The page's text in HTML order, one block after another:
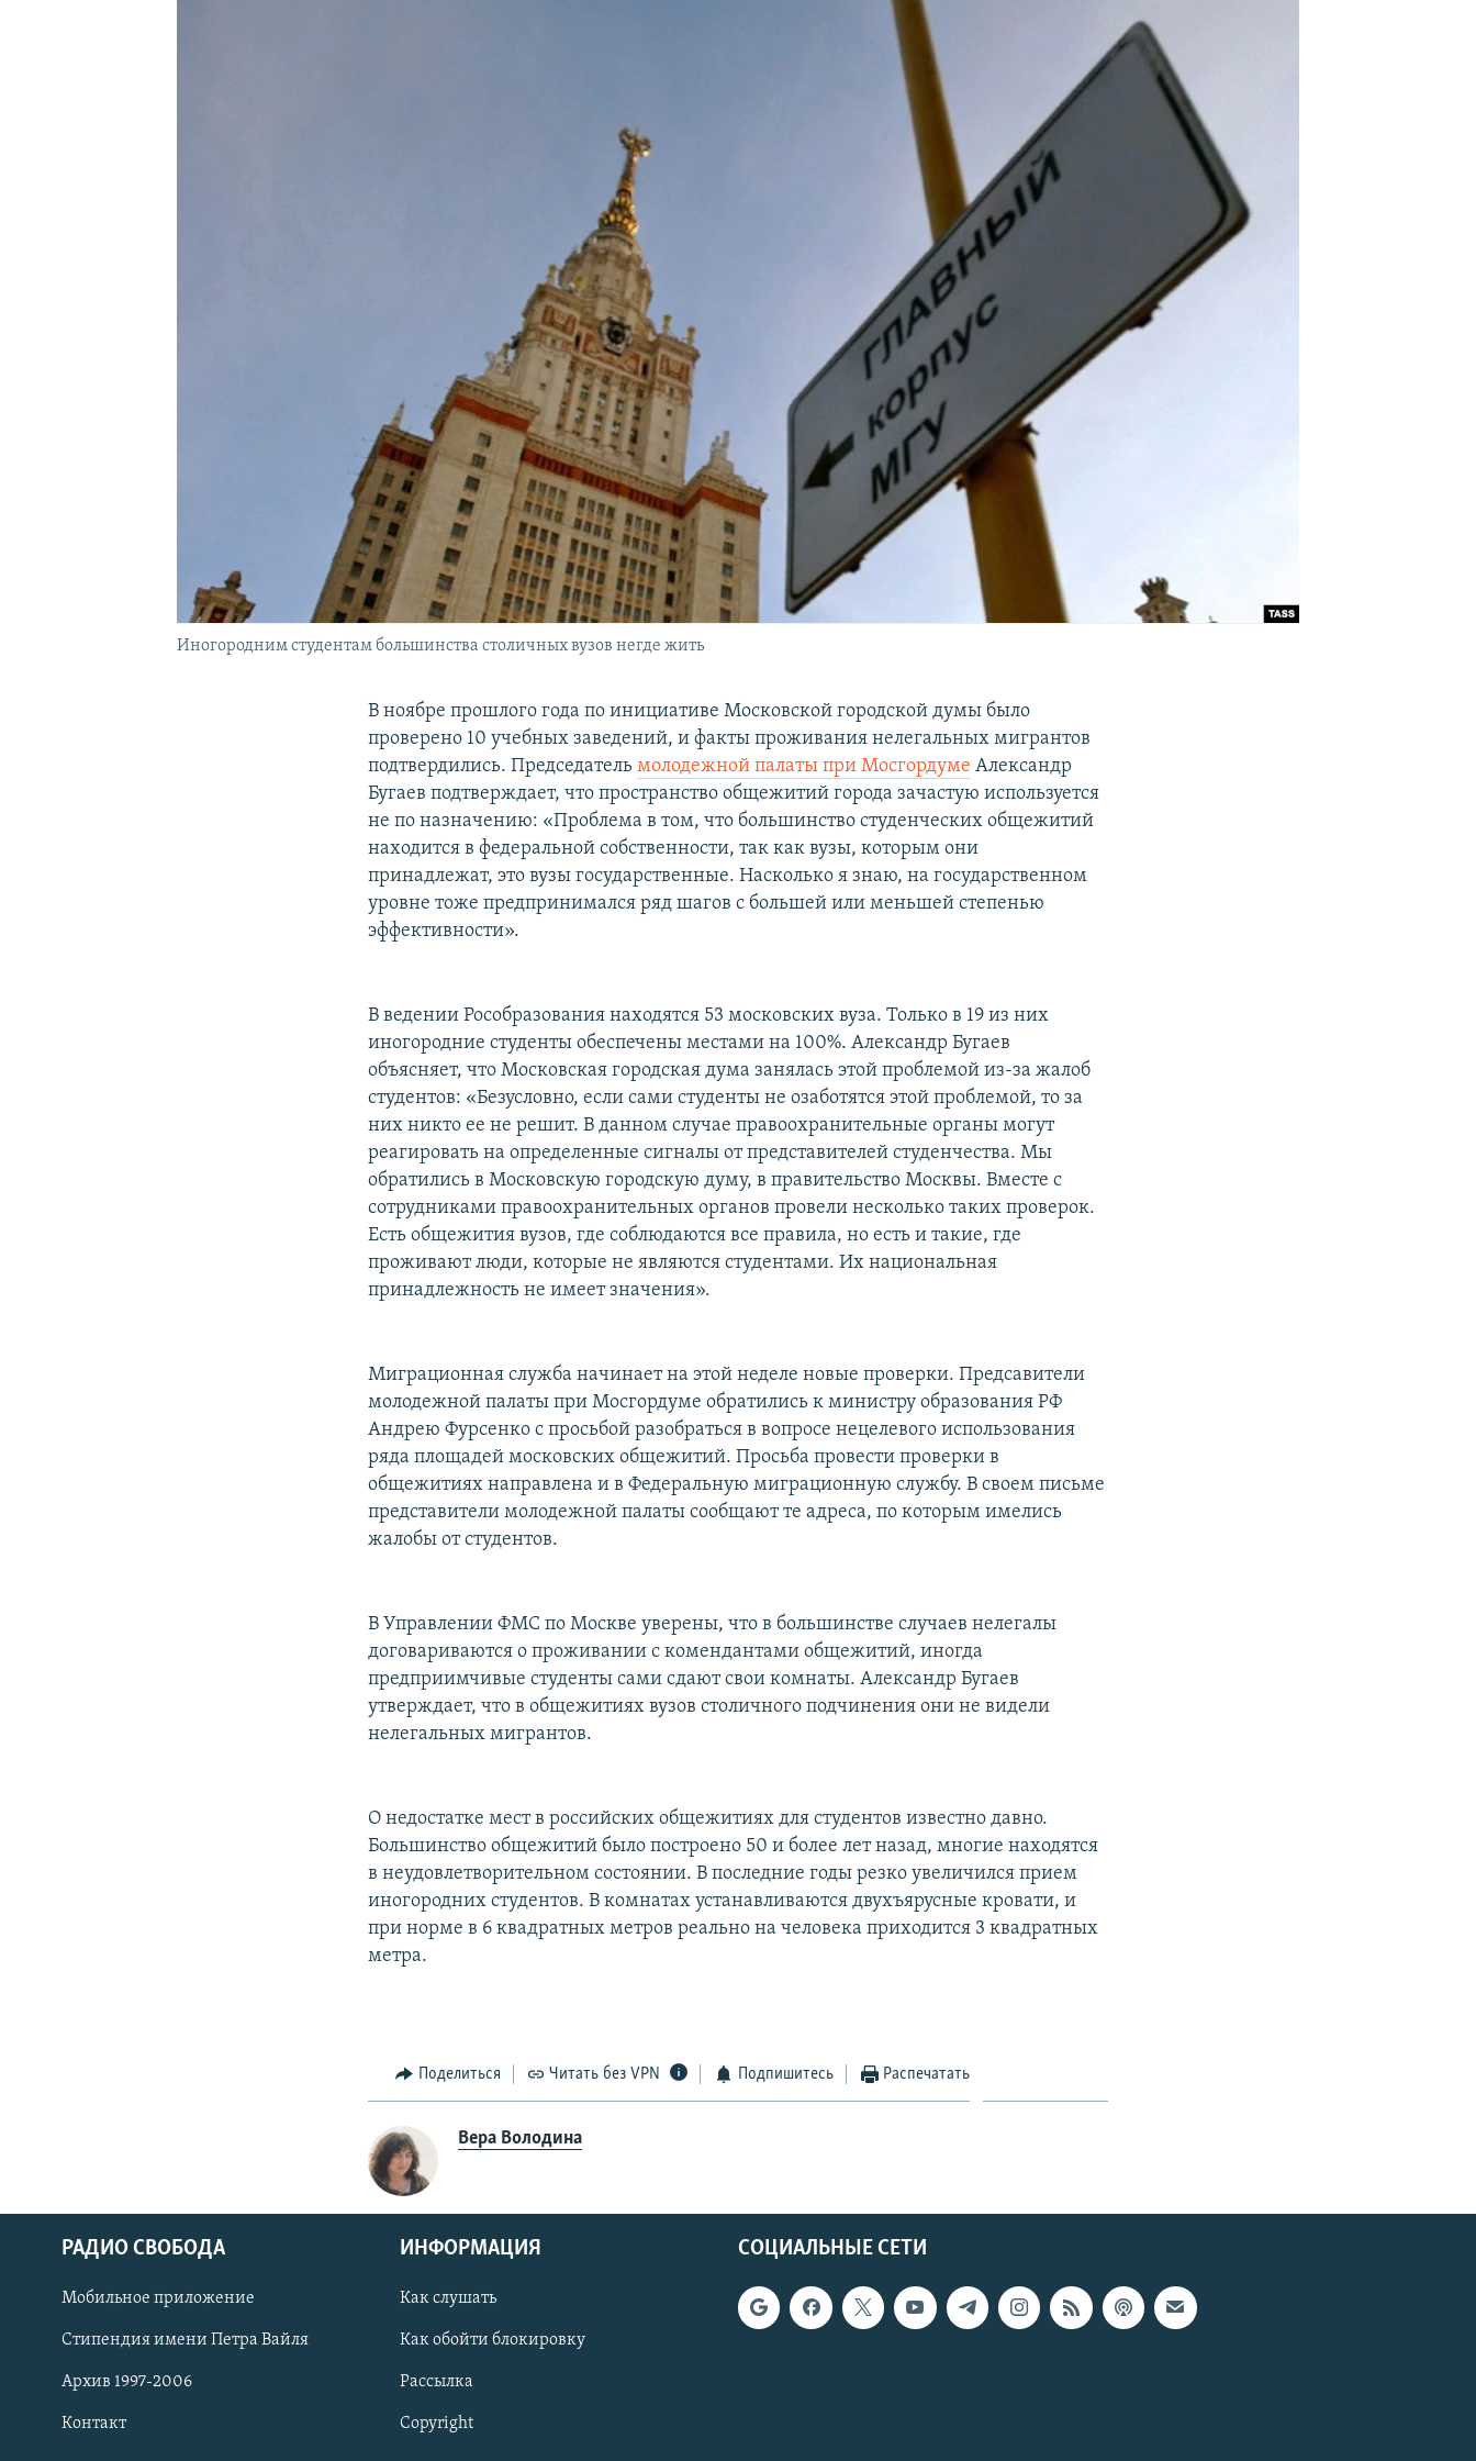
СОЦИАЛЬНЫЕ СЕТИ
Иногородним студентам большинства столичных вузов негде жить
В ноябре прошлого года по инициативе Московской городской думы было
проверено 10 учебных заведений, и факты проживания нелегальных мигрантов
подтвердились. Председательмолодежной палаты при Мосгордуме Александр
Бугаев подтверждает, что пространство общежитий города зачастую используется
не по назначению: «Проблема в том, что большинство студенческих общежитий
находится в федеральной собственности, так как вузы, которым они
принадлежат, это вузы государственные. Насколько я знаю, на государственном
уровне тоже предпринимался ряд шагов с большей или меньшей степенью
эффективности».
В ведении Рособразования находятся 53 московских вуза. Только в 19 из них
иногородние студенты обеспечены местами на 100%. Александр Бугаев
объясняет, что Московская городская дума занялась этой проблемой из-за жалоб
студентов: «Безусловно, если сами студенты не озаботятся этой проблемой, то за
них никто ее не решит. В данном случае правоохранительные органы могут
реагировать на определенные сигналы от представителей студенчества. Мы
обратились в Московскую городскую думу, в правительство Москвы. Вместе с
сотрудниками правоохранительных органов провели несколько таких проверок.
Есть общежития вузов, где соблюдаются все правила, но есть и такие, где
проживают люди, которые не являются студентами. Их национальная
принадлежность не имеет значения».
Миграционная служба начинает на этой неделе новые проверки. Предсавители
молодежной палаты при Мосгордуме обратились к министру образования РФ
Андрею Фурсенко с просьбой разобраться в вопросе нецелевого использования
ряда площадей московских общежитий. Просьба провести проверки в
общежитиях направлена и в Федеральную миграционную службу. В своем письме
представители молодежной палаты сообщают те адреса, по которым имелись
жалобы от студентов.
В Управлении ФМС по Москве уверены, что в большинстве случаев нелегалы
договариваются о проживании с комендантами общежитий, иногда
предприимчивые студенты сами сдают свои комнаты. Александр Бугаев
утверждает, что в общежитиях вузов столичного подчинения они не видели
нелегальных мигрантов.
О недостатке мест в российских общежитиях для студентов известно давно.
Большинство общежитий было построено 50 и более лет назад, многие находятся
в неудовлетворительном состоянии. В последние годы резко увеличился прием
иногородних студентов. В комнатах устанавливаются двухъярусные кровати, и
при норме в 6 квадратных метров реально на человека приходится 3 квадратных
метра.
Поделиться Читать без VPN Подпишитесь Распечатать
Вера Володина
СОЦИАЛЬНЫЕ СЕТИ
РАДИО СВОБОДА
Мобильное приложение
Стипендия имени Петра Вайля
Архив 1997-2006
Контакт
ИНФОРМАЦИЯ
Как слушать
Как обойти блокировку
Рассылка
Copyright